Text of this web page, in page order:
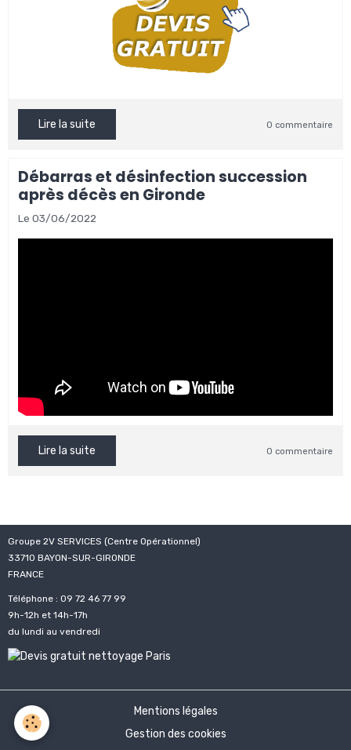
Lire la suite 0 commentaire
Débarras et désinfection succession
après décès en Gironde
Le 03/06/2022
Lire la suite 0 commentaire
Groupe 2V SERVICES (Centre Opérationnel)
33710 BAYON-SUR-GIRONDE
FRANCE
Téléphone : 09 72 46 77 99
9h-12h et 14h-17h
du lundi au vendredi
Mentions légales
Gestion des cookies